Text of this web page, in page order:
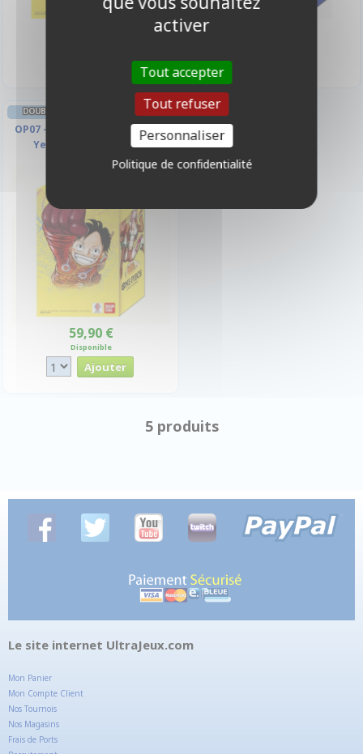
DOUBLE PACK ONE PIECE CARD GAME
OP07 - Double Pack Set 4 - 500
Years in the future
59,90 €
Disponible
5 produits
Le site internet UltraJeux.com
Mon Panier
Mon Compte Client
Nos Tournois
Nos Magasins
Frais de Ports
activer
Tout accepter
Tout refuser
Personnaliser
Politique de confidentialité